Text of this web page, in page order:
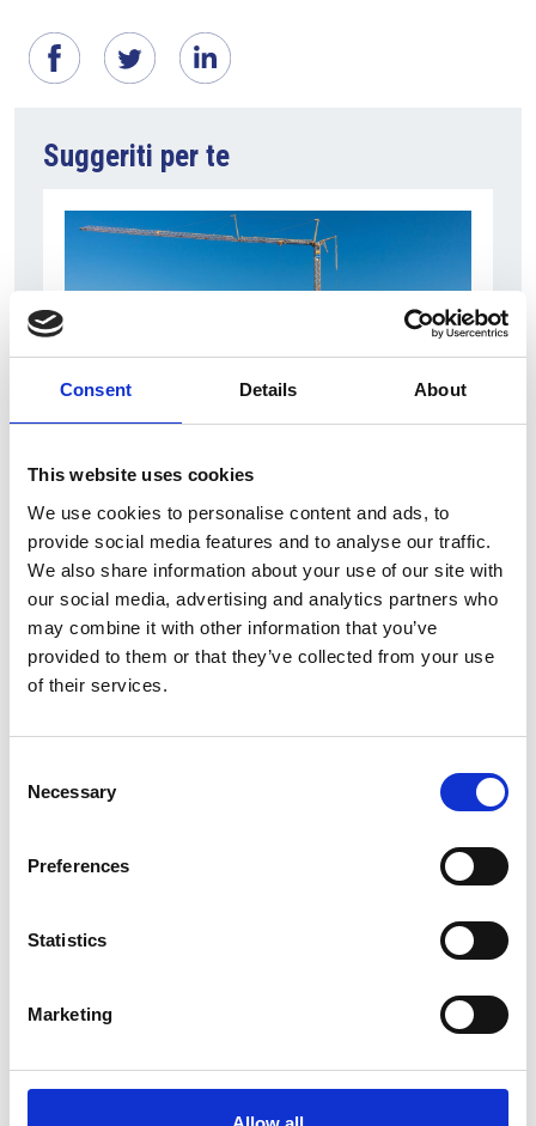
Consent Details About
This website uses cookies
We use cookies to personalise content and ads, to
provide social media features and to analyse our traffic.
We also share information about your use of our site with
our social media, advertising and analytics partners who
may combine it with other information that you’ve
provided to them or that they’ve collected from your use
of their services.
Selection
Necessary
Preferences
Statistics
Marketing
Suggeriti per te
costruzione di nuove abitazioni
Repubblica Ceca
La Škoda avvia la produzione del suo SUV Peaq